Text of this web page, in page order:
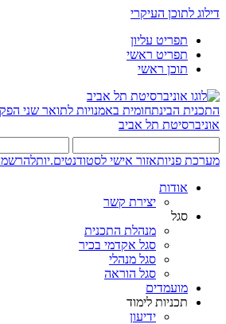
דילוג לתוכן העיקרי
תפריט עליון
תפריט ראשי
תוכן ראשי
התכנית הבינתחומית באמנויות לתואר שני
אוניברסיטת תל אביב
מערכת פניותאזור אישי לסטודנטים.יות
אודות
יצירת קשר
סגל
מנהלת התכנית
סגל אקדמי בכיר
סגל מנהלי
סגל הוראה
מועמדים
תכניות לימוד
ידיעון